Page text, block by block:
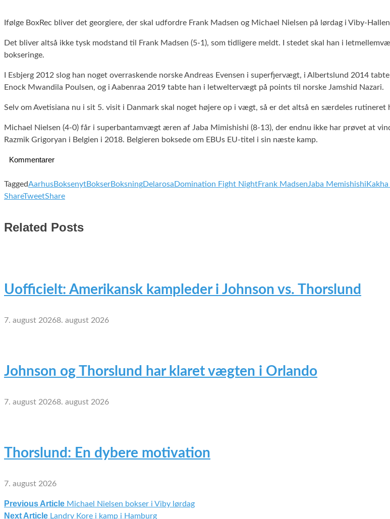
Ifølge BoxRec bliver det georgiere, der skal udfordre Frank Madsen og Michael Nielsen på lørdag i Viby-
Det bliver altså ikke tysk modstand til Frank Madsen (5-1), som tidligere meldt. I stedet skal han i
bokseringe.
I Esbjerg 2012 slog han noget overraskende norske Andreas Evensen i superfjervægt, i Albertslund 2014
Enock Mwandila Poulsen, og i Aabenraa 2019 tabte han i letweltervægt på points til norske Jamshid Nazari.
Selv om Avetisiana nu i sit 5. visit i Danmark skal noget højere op i vægt, så er det altså en særdeles rutineret
Michael Nielsen (4-0) får i superbantamvægt æren af Jaba Mimishishi (8-13), der endnu ikke har prøvet at
Razmik Grigoryan i Belgien i 2018. Belgieren boksede om EBUs EU-titel i sin næste kamp.
Kommentarer
TaggedAarhusBoksenytBokserBoksningDelarosa Domination Fight NightFrank MadsenJaba Memishishi
ShareTweetShare
Related Posts
Uofficielt: Amerikansk kampleder i Johnson vs. Thorslund
7. august 20268. august 2026
Johnson og Thorslund har klaret vægten i Orlando
7. august 20268. august 2026
Thorslund: En dybere motivation
7. august 2026
Indlægsnavigation
Previous Article Michael Nielsen bokser i Viby lørdag
Next Article Landry Kore i kamp i Hamburg